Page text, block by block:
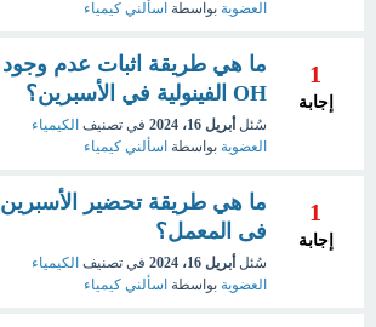
العضوية بواسطة اسألني كيمياء
1
إجابة
ما هي طريقة اثبات عدم وجود
OH الفينولية في الأسبرين؟
سُئل أبريل 16، 2024 في تصنيف الكيمياء
العضوية بواسطة اسألني كيمياء
1
إجابة
ما هي طريقة تحضير الأسبرين
فى المعمل؟
سُئل أبريل 16، 2024 في تصنيف الكيمياء
العضوية بواسطة اسألني كيمياء